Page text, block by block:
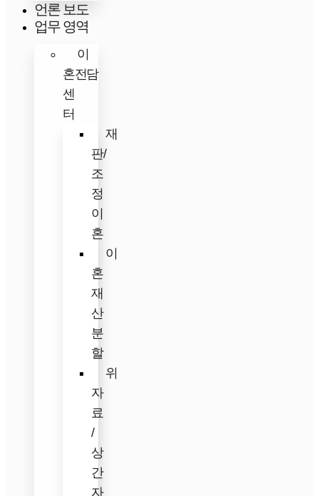
언론 보도
업무 영역
이
혼전담
센
터
재
판/
조
정
이
혼
이
혼
재
산
분
할
위
자
료
/
상
간
자